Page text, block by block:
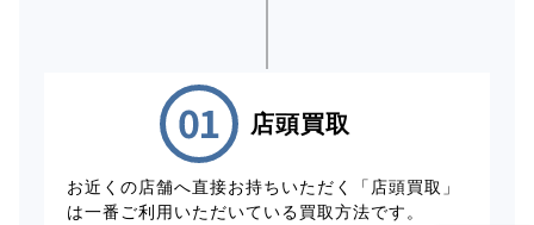
店頭買取
お近くの店舗へ直接お持ちいただく「店頭買取」
は一番ご利用いただいている買取方法です。